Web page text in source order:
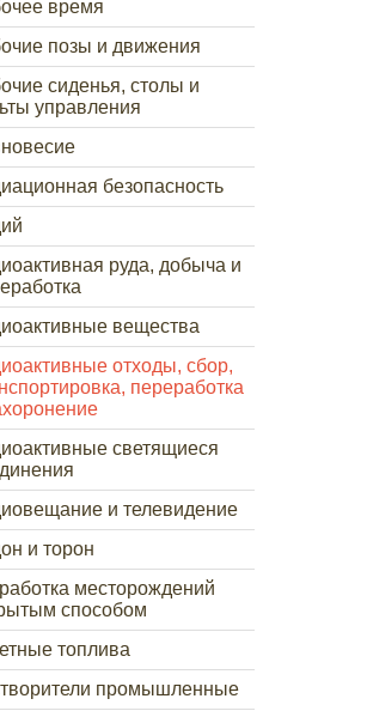
время
позы и движения
сиденья, столы и
управления
безопасность
руда, добыча и
вещества
отходы, сбор,
переработка
светящиеся
и телевидение
и торон
месторождений
способом
топлива
промышленные